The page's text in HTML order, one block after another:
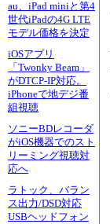
au、iPad miniと第4
世代iPadの4G LTE
モデル価格を決定
iOSアプリ
「Twonky Beam」
がDTCP-IP対応。
iPhoneで地デジ番
組視聴
ソニーBDレコーダ
がiOS機器でのスト
リーミング視聴対
応へ
ラトック、バラン
ス出力/DSD対応
USBヘッドフォン